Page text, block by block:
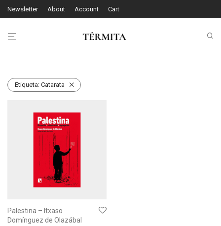
Newsletter About Account Cart
Etiqueta: Catarata
Palestina – Itxaso
Domínguez de Olazábal